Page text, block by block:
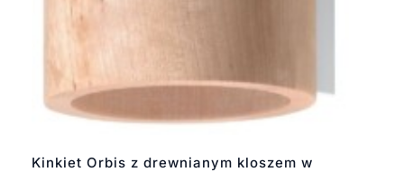
Kinkiet Orbis z drewnianym kloszem w